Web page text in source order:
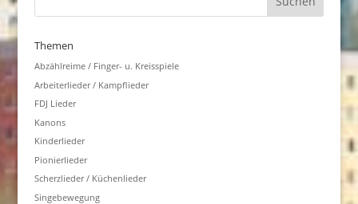
Themen
Abzählreime / Finger- u. Kreisspiele
Arbeiterlieder / Kampflieder
FDJ Lieder
Kanons
Kinderlieder
Pionierlieder
Scherzlieder / Küchenlieder
Singebewegung